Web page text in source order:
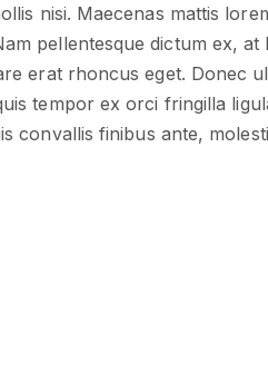
nisi. Maecenas mattis
pellentesque dictum ex,
erat rhoncus eget. Donec
tempor ex orci fringilla
convallis finibus ante,